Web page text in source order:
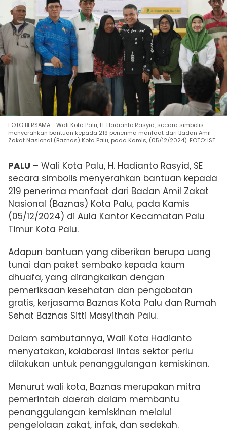
FOTO BERSAMA - Wali Kota Palu, H. Hadianto Rasyid, secara simbolis
menyerahkan bantuan kepada 219 penerima manfaat dari Badan Amil
Zakat Nasional (Baznas) Kota Palu, pada Kamis, (05/12/2024). FOTO: IST
PALU – Wali Kota Palu, H. Hadianto Rasyid, SE
secara simbolis menyerahkan bantuan kepada
219 penerima manfaat dari Badan Amil Zakat
Nasional (Baznas) Kota Palu, pada Kamis
(05/12/2024) di Aula Kantor Kecamatan Palu
Timur Kota Palu.
Adapun bantuan yang diberikan berupa uang
tunai dan paket sembako kepada kaum
dhuafa, yang dirangkaikan dengan
pemeriksaan kesehatan dan pengobatan
gratis, kerjasama Baznas Kota Palu dan Rumah
Sehat Baznas Sitti Masyithah Palu.
Dalam sambutannya, Wali Kota Hadianto
menyatakan, kolaborasi lintas sektor perlu
dilakukan untuk penanggulangan kemiskinan.
Menurut wali kota, Baznas merupakan mitra
pemerintah daerah dalam membantu
penanggulangan kemiskinan melalui
pengelolaan zakat, infak, dan sedekah.